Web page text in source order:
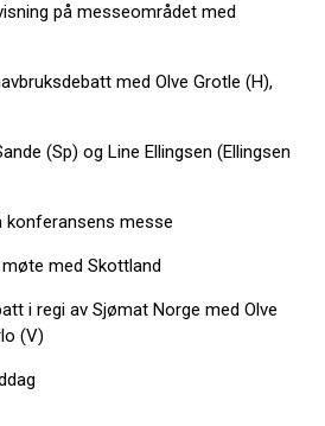
på messeområdet med
med Olve Grotle (H),
(Sp) og Line Ellingsen (Ellingsen
messe
med Skottland
i regi av Sjømat Norge med Olve
(V)